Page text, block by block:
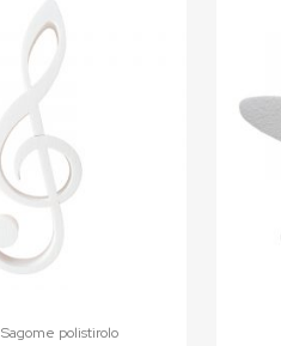
Sagome polistirolo